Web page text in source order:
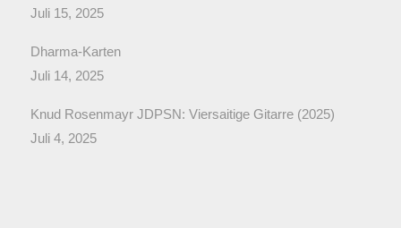
Juli 15, 2025
Dharma-Karten
Juli 14, 2025
Knud Rosenmayr JDPSN: Viersaitige Gitarre (2025)
Juli 4, 2025